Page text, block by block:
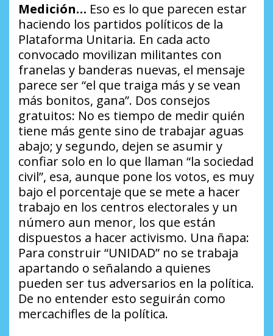
Medición… Eso es lo que parecen estar
haciendo los partidos políticos de la
Plataforma Unitaria. En cada acto
convocado movilizan militantes con
franelas y banderas nuevas, el mensaje
parece ser “el que traiga más y se vean
más bonitos, gana”. Dos consejos
gratuitos: No es tiempo de medir quién
tiene más gente sino de trabajar aguas
abajo; y segundo, dejen se asumir y
confiar solo en lo que llaman “la sociedad
civil”, esa, aunque pone los votos, es muy
bajo el porcentaje que se mete a hacer
trabajo en los centros electorales y un
número aun menor, los que están
dispuestos a hacer activismo. Una ñapa:
Para construir “UNIDAD” no se trabaja
apartando o señalando a quienes
pueden ser tus adversarios en la política.
De no entender esto seguirán como
mercachifles de la política.